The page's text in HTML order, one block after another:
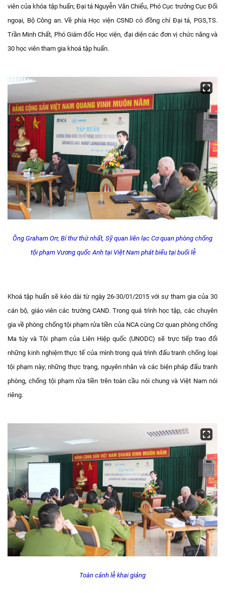
viên của khóa tập huấn; Đại tá Nguyễn Văn Chiểu, Phó Cục trưởng Cục Đối
ngoại, Bộ Công an. Về phía Học viện CSND có đồng chí Đại tá, PGS,TS.
Trần Minh Chất, Phó Giám đốc Học viện, đại diện các đơn vị chức năng và
30 học viên tham gia khoá tập huấn.
Ông Graham Orr, Bí thư thứ nhất, Sỹ quan liên lạc Cơ quan phòng chống
tội phạm Vương quốc Anh tại Việt Nam phát biểu tại buổi lễ
Khoá tập huấn sẽ kéo dài từ ngày 26-30/01/2015 với sự tham gia của 30
cán bộ, giáo viên các trường CAND. Trong quá trình học tập, các chuyên
gia về phòng chống tội phạm rửa tiền của NCA cùng Cơ quan phòng chống
Ma túy và Tội phạm của Liên Hiệp quốc (UNODC) sẽ trực tiếp trao đổi
những kinh nghiệm thực tế của mình trong quá trình đấu tranh chống loại
tội phạm này; những thực trạng, nguyên nhân và các biện pháp đấu tranh
phòng, chống tội phạm rửa tiền trên toàn cầu nói chung và Việt Nam nói
riêng.
Toàn cảnh lễ khai giảng